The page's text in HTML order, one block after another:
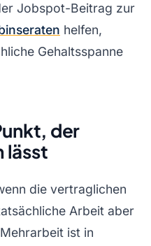
Jobspot-Beitrag zur
helfen,
Gehaltsspanne
der
lässt
die vertraglichen
Arbeit aber
ist in